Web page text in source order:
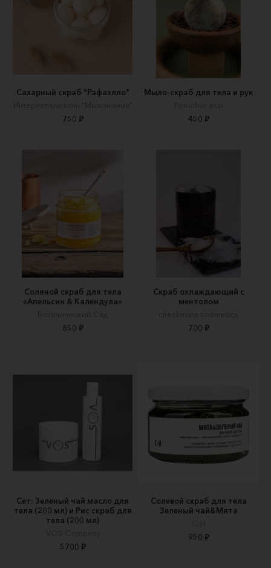
Сахарный скраб "Рафаэлло"
Интернет-магазин "Мыломания"
750 ₽
Мыло-скраб для тела и рук
Petrichor.eco
450 ₽
Соляной скраб для тела
«Апельсин & Календула»
Ботанический Сад
850 ₽
Скраб охлаждающий с
ментолом
checkmate.cosmetics
700 ₽
Сет: Зеленый чай масло для
тела (200 мл) и Рис скраб для
тела (200 мл)
VOS Company
5700 ₽
Солевой скраб для тела
Зеленый чай&Мята
С-Н
950 ₽